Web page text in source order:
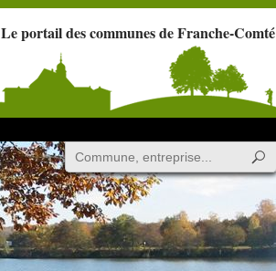
Le portail des communes de Franche-Comté